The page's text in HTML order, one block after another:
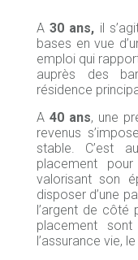
A30 ans, il
bases en vue
emploi qui
auprès des
résidence
A 40 ans, une
revenus
stable. C’est
placement
valorisant son
disposer d’une
l’argent de côté
placement
l’assurance vie,